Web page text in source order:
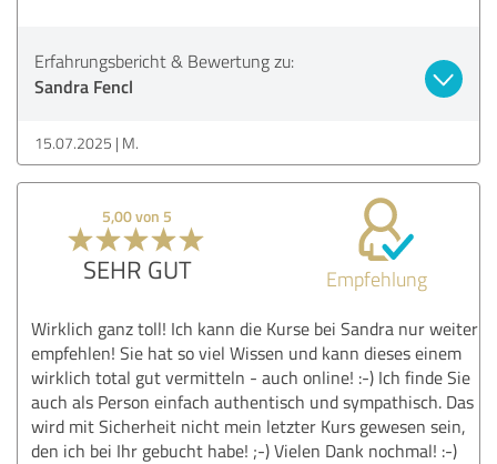
Erfahrungsbericht & Bewertung zu:
Sandra Fencl
15.07.2025 M.
5,00 von 5
SEHR GUT Empfehlung
Wirklich ganz toll! Ich kann die Kurse bei Sandra nur weiter
empfehlen! Sie hat so viel Wissen und kann dieses einem
wirklich total gut vermitteln - auch online! :-) Ich finde Sie
auch als Person einfach authentisch und sympathisch. Das
wird mit Sicherheit nicht mein letzter Kurs gewesen sein,
den ich bei Ihr gebucht habe! ;-) Vielen Dank nochmal! :-)